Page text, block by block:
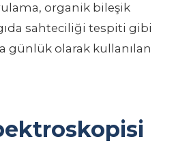
organik bileşik
sahteciliği tespiti gibi
günlük olarak kullanılan